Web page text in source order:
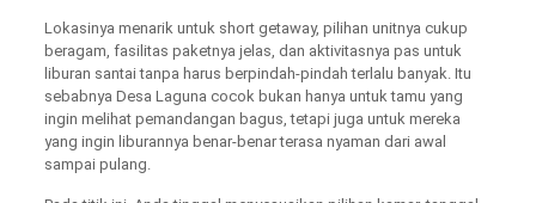
Lokasinya menarik untuk short getaway, pilihan unitnya cukup
beragam, fasilitas paketnya jelas, dan aktivitasnya pas untuk
liburan santai tanpa harus berpindah-pindah terlalu banyak. Itu
sebabnya Desa Laguna cocok bukan hanya untuk tamu yang
ingin melihat pemandangan bagus, tetapi juga untuk mereka
yang ingin liburannya benar-benar terasa nyaman dari awal
sampai pulang.